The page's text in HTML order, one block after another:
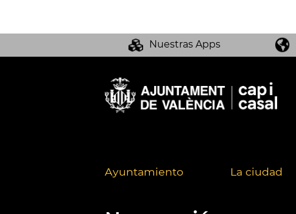
Nuestras Apps
Ayuntamiento La ciudad